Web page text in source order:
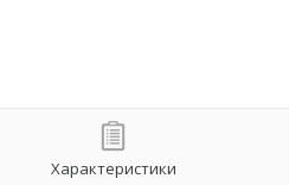
Характеристики